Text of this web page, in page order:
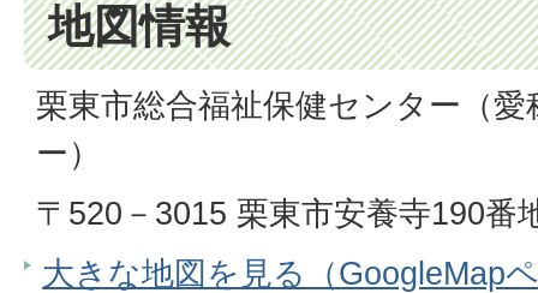
地図情報
栗東市総合福祉保健センター（
ー）
〒520－3015 栗東市安養寺190番
大きな地図を見る（GoogleMap